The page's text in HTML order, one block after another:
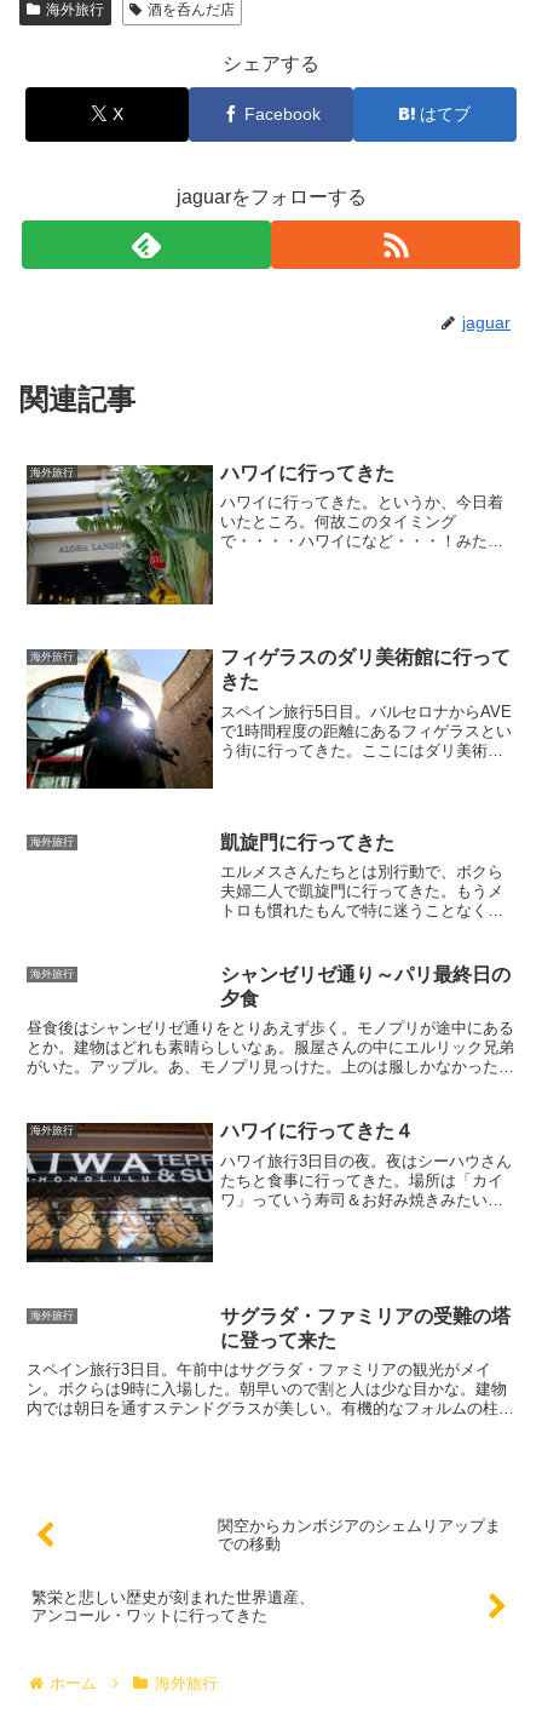
海外旅行 酒を呑んだ店
シェアする
X Facebook はてブ
jaguarをフォローする
jaguar
関連記事
海外旅行 ハワイに行ってきた
ハワイに行ってきた。というか、今日着
いたところ。何故このタイミング
で・・・・ハワイになど・・・！みたい
海外旅行
フィゲラスのダリ美術館に行って
きた
スペイン旅行5日目。バルセロナからAVE
で1時間程度の距離にあるフィゲラスとい
う街に行ってきた。ここにはダリ美術館
海外旅行 凱旋門に行ってきた
エルメスさんたちとは別行動で、ボクら
夫婦二人で凱旋門に行ってきた。もうメ
トロも慣れたもんで特に迷うことなく凱
けばいいんだろう？凱旋門の周りは円形
になって道路になっている...
海外旅行
シャンゼリゼ通り～パリ最終日の
夕食
昼食後はシャンゼリゼ通りをとりあえず歩く。モノプリが途中にある
とか。建物はどれも素晴らしいなぁ。服屋さんの中にエルリック兄弟
がいた。アップル。あ、モノプリ見っけた。上のは服しかなかったけ
海外旅行 ハワイに行ってきた４
ハワイ旅行3日目の夜。夜はシーハウさん
たちと食事に行ってきた。場所は「カイ
ワ」っていう寿司＆お好み焼きみたいな
海外旅行
サグラダ・ファミリアの受難の塔
に登って来た
スペイン旅行3日目。午前中はサグラダ・ファミリアの観光がメイ
ン。ボクらは9時に入場した。朝早いので割と人は少な目かな。建物
内では朝日を通すステンドグラスが美しい。有機的なフォルムの柱は
関空からカンボジアのシェムリアップま
での移動
繁栄と悲しい歴史が刻まれた世界遺産、
アンコール・ワットに行ってきた
ホーム 海外旅行